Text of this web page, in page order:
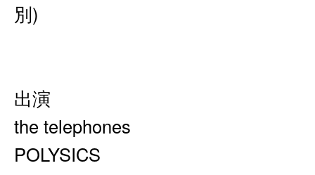
別)
出演
the telephones
POLYSICS